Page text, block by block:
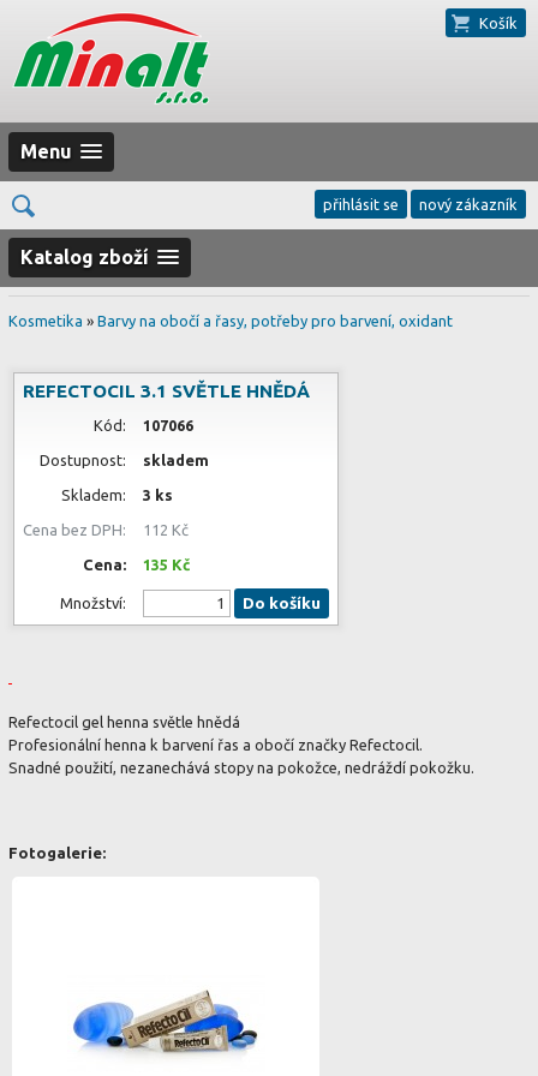
Košík
Menu
přihlásit se nový zákazník
Katalog zboží
Kosmetika » Barvy na obočí a řasy, potřeby pro barvení, oxidant
REFECTOCIL 3.1 SVĚTLE HNĚDÁ
Kód: 107066
Dostupnost: skladem
Skladem: 3 ks
Cena bez DPH: 112 Kč
Cena: 135 Kč
Množství: Do košíku
Refectocil gel henna světle hnědá
Profesionální henna k barvení řas a obočí značky Refectocil.
Snadné použití, nezanechává stopy na pokožce, nedráždí pokožku.
Fotogalerie: